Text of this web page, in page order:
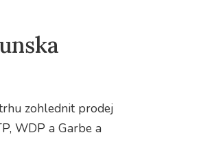
zohlednit prodej
WDP a Garbe a